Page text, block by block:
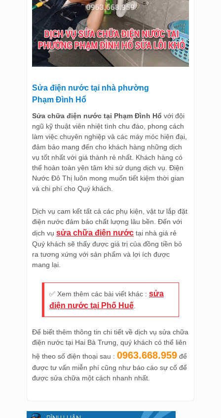
Sửa điện nước tại nhà phường
Phạm Đình Hổ
Sửa chữa điện nước tại Phạm Đình Hổ với đội
ngũ kỹ thuật viên nhiệt tình chu đáo, phong cách
làm việc chuyên nghiệp và các máy móc hiện đại,
đảm bảo mang đến cho khách hàng những dịch
vụ tốt nhất với giá thành rẻ nhất. Khách hàng có
thể hoàn toàn yên tâm khi sử dụng dịch vụ. Điện
Nước Đô Thị luôn mong muốn tiết kiệm thời gian
và chi phí cho Quý khách.
Dịch vụ cam kết tất cả các phụ kiện, vật tư lắp đặt
điện nước đảm bảo chất lượng lâu bền. Đến với
dịch vụ sửa chữa điện nước tại nhà giá rẻ
Quý khách sẽ thấy được giá trị của đồng tiền bỏ
ra tương xứng với sản phẩm và lợi ích được
mang lại.
✅ Xem thêm các bài viết khác : sửa
điện nước tại Phố Huế
Để biết thêm thông tin chi tiết về dịch vụ sửa chữa
điện nước tại Hai Bà Trưng, quý khách có thể liên
hệ theo số điện thoại sau : 0963.668.959 để
được tư vấn miễn phí cũng như báo cáo sự cố để
được sửa chữa một cách nhanh nhất.